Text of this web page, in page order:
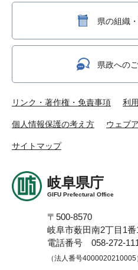
県の組織
県政への
リンク・著作権・免責事項 利
個人情報保護の考え方 ウェブ
サイトマップ
岐阜県庁
GIFU Prefectural Office
〒500-8570
岐阜市薮田南2丁目1番
電話番号 058-272-
（法人番号4000020210005